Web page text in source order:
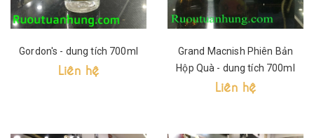
Gordon's - dung tích 700ml
Liên hệ
Grand Macnish Phiên Bản
Hộp Quà - dung tích 700ml
Liên hệ